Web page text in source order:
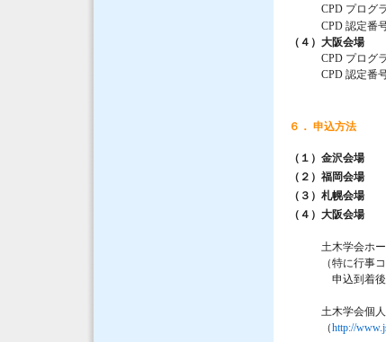
CPD プログラム
CPD 認定番号
（４）大阪会場
CPD プログラム
CPD 認定番号
６． 申込方法
（１）金沢会場
（２）福岡会
（３）札幌会場
（４）大阪会場
土木学会ホー
（特に行事コー
申込到着後，開
土木学会個人会
（http://